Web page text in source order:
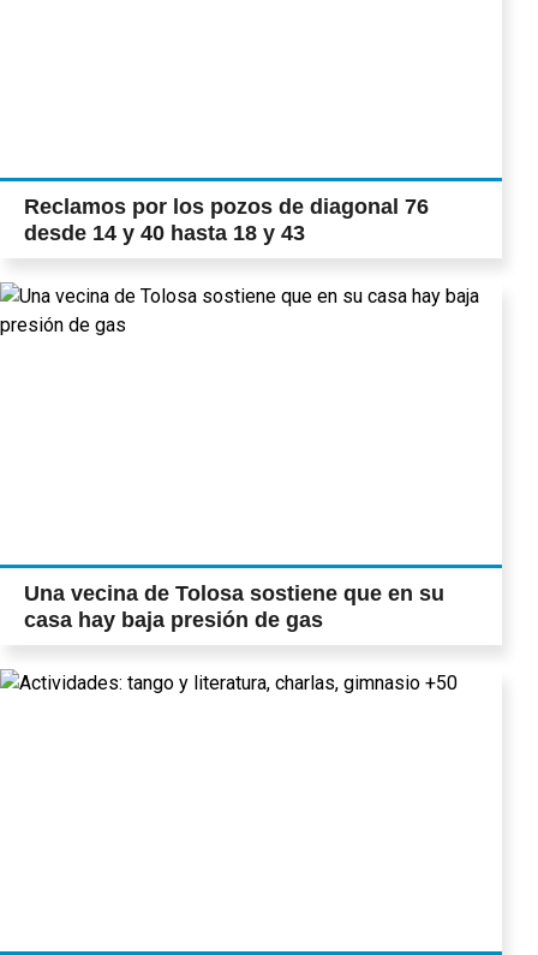
Reclamos por los pozos de diagonal 76
desde 14 y 40 hasta 18 y 43
Una vecina de Tolosa sostiene que en su
casa hay baja presión de gas